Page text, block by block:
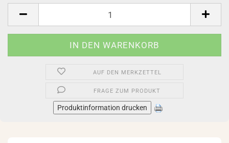
AUF DEN MERKZETTEL
FRAGE ZUM PRODUKT
Produktinformation drucken